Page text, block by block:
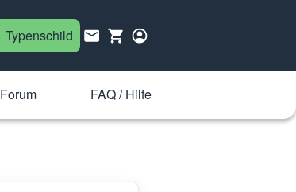
Typenschild
Forum FAQ / Hilfe